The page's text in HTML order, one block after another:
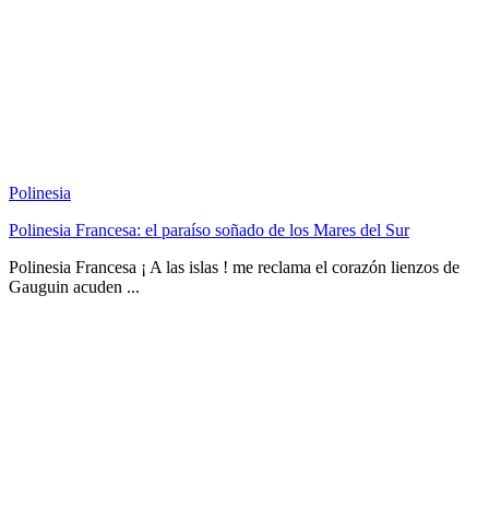
Polinesia
Polinesia Francesa: el paraíso soñado de los Mares del Sur
Polinesia Francesa ¡ A las islas ! me reclama el corazón lienzos de
Gauguin acuden ...